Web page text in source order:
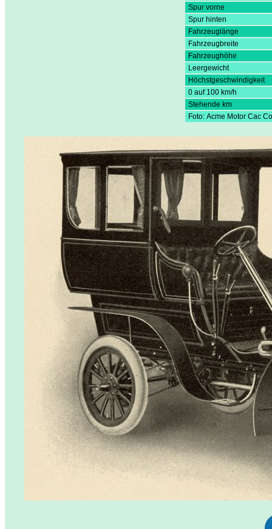
Spur vorne
Spur hinten
Fahrzeuglänge
Fahrzeugbreite
Fahrzeughöhe
Leergewicht
Höchstgeschwindigkeit
0 auf 100 km/h
Stehende km
Foto: Acme Motor Cac